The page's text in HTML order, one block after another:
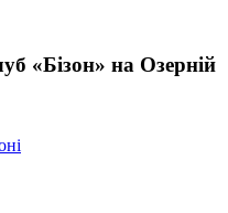
«Бізон» на Озерній